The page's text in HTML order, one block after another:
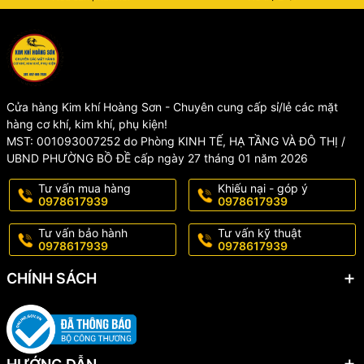
phẩm và dịch vụ
hàng
- Sản phẩm có sẵn, đóng gói cẩn thận, giao hàng nhanh
- Sản phẩm được đổi trả 1-1 miễn phí nếu có lỗi từ nhà sản xuất
- Hotline : 097.861.7939
*LƯU Ý
KHÔNG BẢO HÀNH, ĐỔI TRẢ đối với các trường hợp sản phẩm bị
làm hỏng, hoặc qua thời gian sử dụng lâu dài.
#luoicua #luoicuago #luoicatgo #luoicuago30rang
#luoicuahopkim #luoicatgohopkim #luoicuadia #luoicatgorangmin
#luoicuatron #luoiuago110mm
Cửa hàng Kim khí Hoàng Sơn - Chuyên cung cấp sỉ/lẻ các mặt
hàng cơ khí, kim khí, phụ kiện!
MST: 001093007252 do Phòng KINH TẾ, HẠ TẦNG VÀ ĐÔ THỊ /
UBND PHƯỜNG BỒ ĐỀ cấp ngày 27 tháng 01 năm 2026
Tư vấn mua hàng
0978617939
Khiếu nại - góp ý
0978617939
Tư vấn bảo hành
0978617939
Tư vấn kỹ thuật
0978617939
CHÍNH SÁCH